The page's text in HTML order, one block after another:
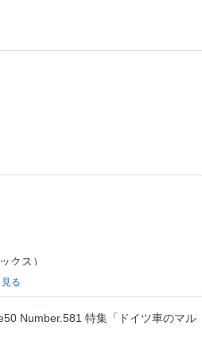
クス）
ー
Number.581 特集「ドイツ車のマル